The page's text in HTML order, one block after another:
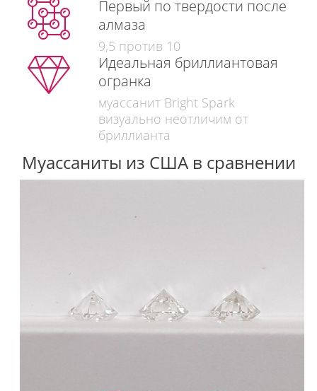
Первый по твердости после
алмаза
9,5 против 10
Идеальная бриллиантовая
огранка
муассанит Bright Spark
визуально неотличим от
бриллианта
Муассаниты из США в сравнении